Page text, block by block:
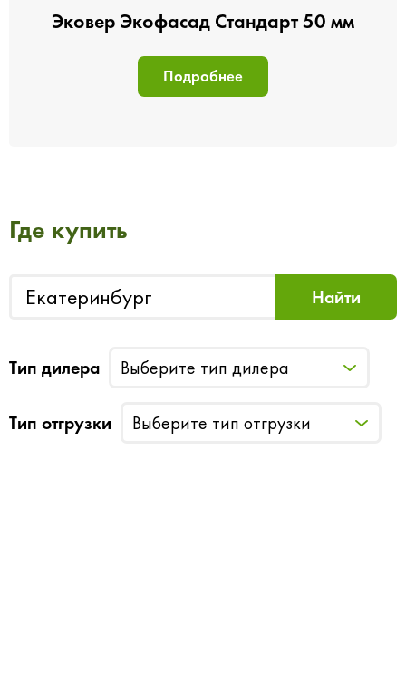
Эковер Экофасад Стандарт 50 мм
Подробнее
Где купить
Тип дилера Выберите тип дилера
Тип отгрузки Выберите тип отгрузки